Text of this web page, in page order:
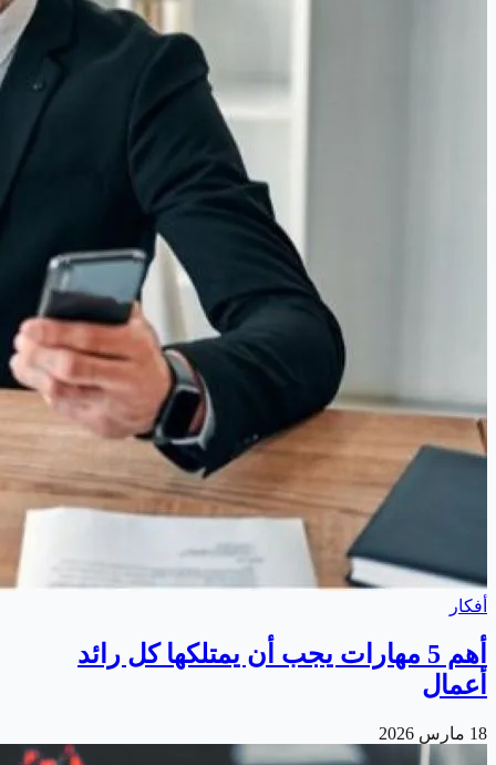
أفكار
أهم 5 مهارات يجب أن يمتلكها كل رائد
أعمال
18 مارس 2026